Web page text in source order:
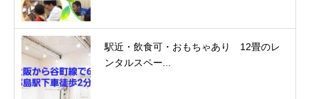
駅近・飲食可・おもちゃあり 12畳のレ
ンタルスペー...